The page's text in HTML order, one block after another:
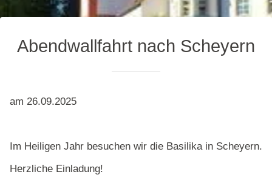
Abendwallfahrt nach Scheyern
am 26.09.2025
Im Heiligen Jahr besuchen wir die Basilika in Scheyern.
Herzliche Einladung!